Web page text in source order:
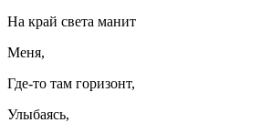
На край света манит
Меня,
Где-то там горизонт,
Улыбаясь,